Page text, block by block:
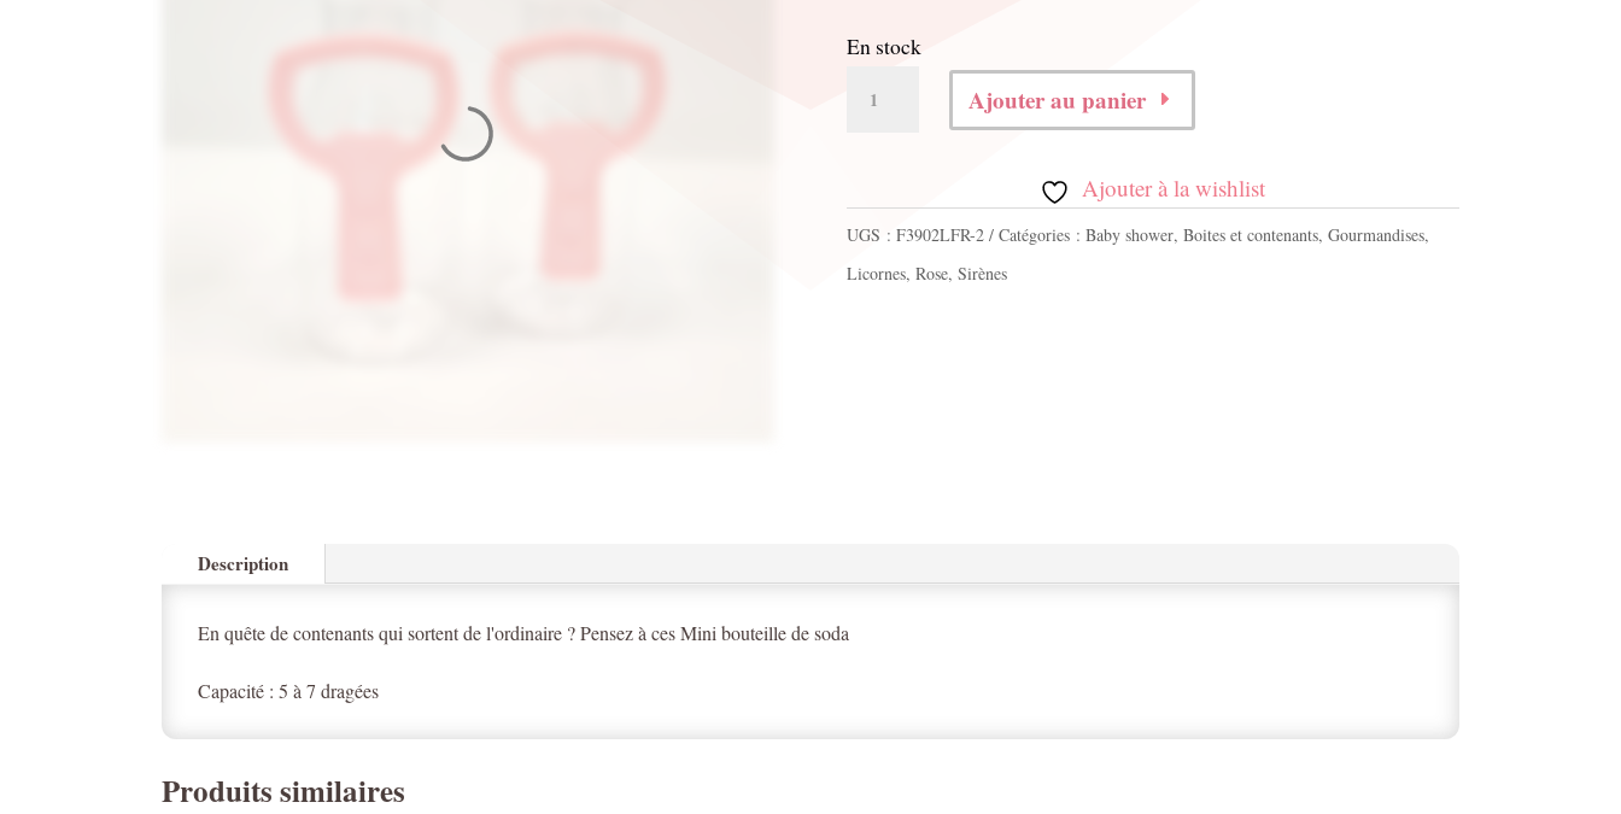
En stock
de
12
Mini
Ajouter au panier
Ajouter à la wishlist
UGS : F3902LFR-2 Catégories : Baby shower, Boites et contenants, Gourmandises,
Licornes, Rose, Sirènes
Description
En quête de contenants qui sortent de l'ordinaire ? Pensez à ces Mini bouteille de soda
Capacité : 5 à 7 dragées
Produits similaires